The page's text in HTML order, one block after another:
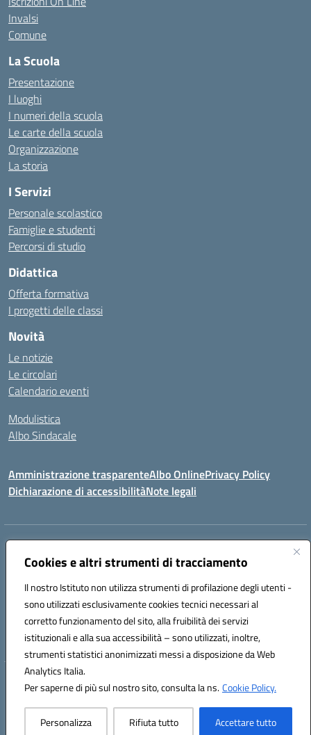
Cookies e altri strumenti di tracciamento
Il nostro Istituto non utilizza strumenti di profilazione degli utenti -
sono utilizzati esclusivamente cookies tecnici necessari al
corretto funzionamento del sito, alla fruibilità dei servizi
istituzionali e alla sua accessibilità – sono utilizzati, inoltre,
strumenti statistici anonimizzati messi a disposizione da Web
Analytics Italia.
Per saperne di più sul nostro sito, consulta la ns.Cookie Policy.
Personalizza Rifiuta tutto Accettare tutto
Invalsi
Comune
La Scuola
Presentazione
I luoghi
I numeri della scuola
Le carte della scuola
Organizzazione
La storia
I Servizi
Personale scolastico
Famiglie e studenti
Percorsi di studio
Didattica
Offerta formativa
I progetti delle classi
Novità
Le notizie
Le circolari
Calendario eventi
Modulistica
Albo Sindacale
Amministrazione trasparenteAlbo OnlinePrivacy Policy
Dichiarazione di accessibilitàNote legali
Indirizzo:
Centralino:0994722507 Email:TAIC873006@istruzione.it
Codice fiscale: 90279480736
Codice meccanografico:
TAIC873006
Codice unico di fatturazione (CUF): 488XBQ
Hosting & Powered by 3D Solution S.r.l.
Concept & Design by Designers Italia